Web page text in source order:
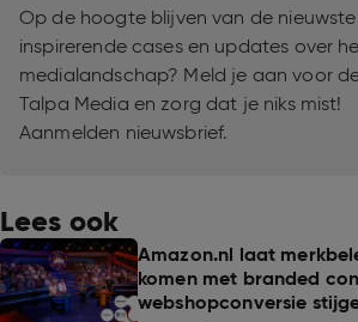
Op de hoogte blijven van de
inspirerende cases en updates over
medialandschap? Meld je aan voor
Talpa Media en zorg dat je niks mist!
Aanmelden nieuwsbrief.
Lees ook
Amazon.nl laat
komen met branded
webshopconversie